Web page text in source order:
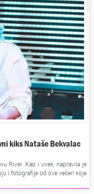
kiks Nataše Bekvalac
River. Kao i uvek, napravila je
i fotografije od ove večeri koje